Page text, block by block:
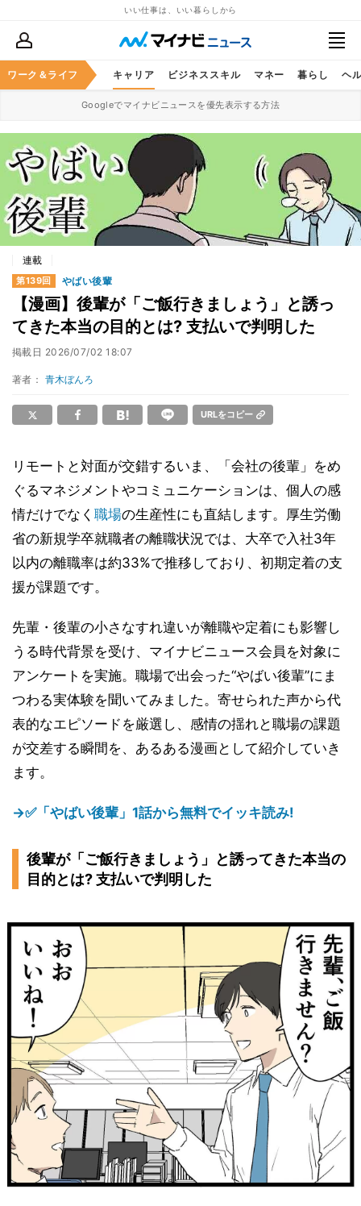
いい仕事は、いい暮らしから
ワーク＆ライフ キャリア ビジネススキル マネー 暮らし ヘ
Googleでマイナビニュースを優先表示する方法
連載
第139回 やばい後輩
【漫画】後輩が「ご飯行きましょう」と誘っ
てきた本当の目的とは? 支払いで判明した
掲載日 2026/07/02 18:07
著者： 青木ぼんろ
URLをコピー
リモートと対面が交錯するいま、「会社の後輩」をめ
ぐるマネジメントやコミュニケーションは、個人の感
情だけでなく 職場の生産性にも直結します。厚生労働
省の新規学卒就職者の離職状況では、大卒で入社3年
以内の離職率は約33%で推移しており、初期定着の支
援が課題です。
先輩・後輩の小さなすれ違いが離職や定着にも影響し
うる時代背景を受け、マイナビニュース会員を対象に
アンケートを実施。職場で出会った“やばい後輩”にま
つわる実体験を聞いてみました。寄せられた声から代
表的なエピソードを厳選し、感情の揺れと職場の課題
が交差する瞬間を、あるある漫画として紹介していき
ます。
→✅「やばい後輩」1話から無料でイッキ読み!
後輩が「ご飯行きましょう」と誘ってきた本当の
目的とは? 支払いで判明した